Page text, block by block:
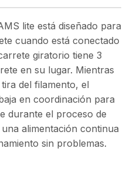
lite está diseñado para
cuando está conectado
giratorio tiene 3
en su lugar. Mientras
del filamento, el
en coordinación para
durante el proceso de
alimentación continua
sin problemas.